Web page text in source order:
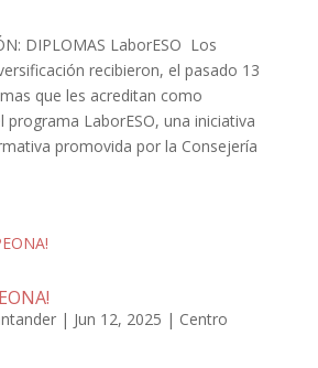
DIPLOMAS LaborESO Los
recibieron, el pasado 13
que les acreditan como
programa LaborESO, una iniciativa
promovida por la Consejería
| Jun 12, 2025 | Centro